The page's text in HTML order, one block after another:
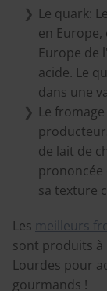
Le quark:
en
Europe de
acide. Le
dans une
Le
de lait de
prononcée
sa texture
Les meilleurs
sont produits à
Lourdes pour
gourmands !